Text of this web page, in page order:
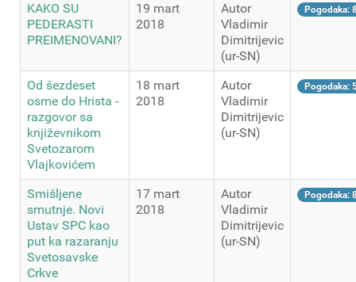
KAKO SU
PEDERASTI
PREIMENOVANI?
19 mart
2018
Autor
Vladimir
Dimitrijevic
(ur-SN)
Pogodaka:
Od šezdeset
osme do Hrista -
razgovor sa
književnikom
Svetozarom
Vlajkovićem
18 mart
2018
Autor
Vladimir
Dimitrijevic
(ur-SN)
Pogodaka:
Smišljene
smutnje. Novi
Ustav SPC kao
put ka razaranju
Svetosavske
Crkve
17 mart
2018
Autor
Vladimir
Dimitrijevic
(ur-SN)
Pogodaka: